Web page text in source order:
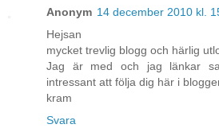
Anonym 14 december 2010 kl.
Hejsan
mycket trevlig blogg och härlig
Jag är med och jag länkar
intressant att följa dig här i
kram
Svara